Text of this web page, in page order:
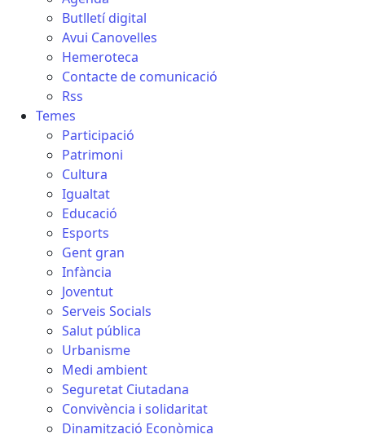
Butlletí digital
Avui Canovelles
Hemeroteca
Contacte de comunicació
Rss
Temes
Participació
Patrimoni
Cultura
Igualtat
Educació
Esports
Gent gran
Infància
Joventut
Serveis Socials
Salut pública
Urbanisme
Medi ambient
Seguretat Ciutadana
Convivència i solidaritat
Dinamització Econòmica